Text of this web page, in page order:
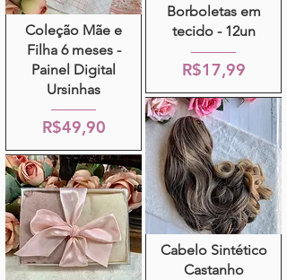
Coleção Mãe e
Filha 6 meses -
Painel Digital
Ursinhas
R$49,90
Borboletas em
tecido - 12un
R$17,99
Cabelo Sintético
Castanho